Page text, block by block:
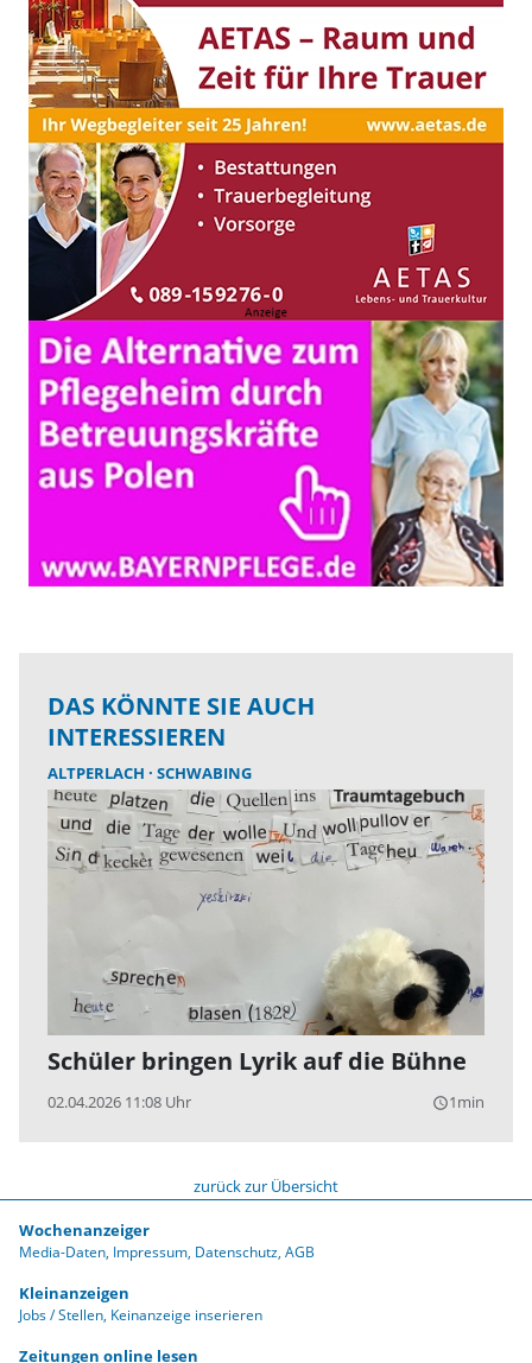
DAS KÖNNTE SIE AUCH
INTERESSIEREN
ALTPERLACH SCHWABING
Schüler bringen Lyrik auf die Bühne
02.04.2026 11:08 Uhr query_builder1min
zurück zur Übersicht
Wochenanzeiger
Media-Daten Impressum Datenschutz AGB
Kleinanzeigen
Jobs / Stellen Keinanzeige inserieren
Zeitungen online lesen